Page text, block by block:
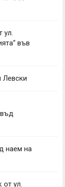
ул.
във
Левски
наем на
от ул.